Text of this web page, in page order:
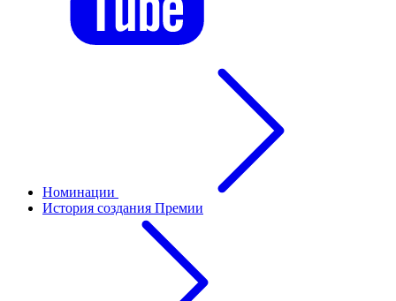
Номинации
История создания Премии